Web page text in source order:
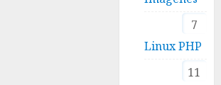
7
Linux PHP
11